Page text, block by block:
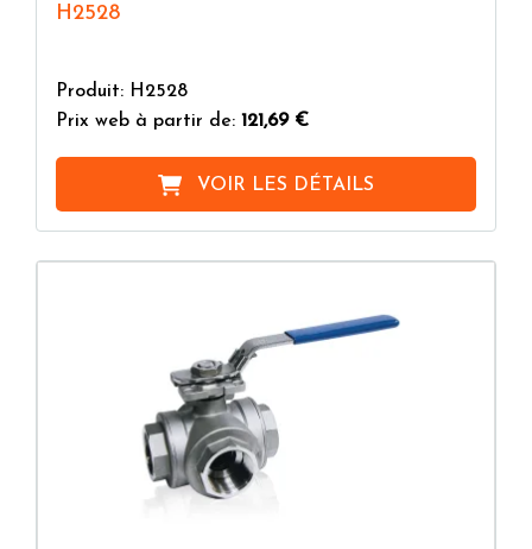
H2528
Produit: H2528
Prix web à partir de: 121,69 €
VOIR LES DÉTAILS